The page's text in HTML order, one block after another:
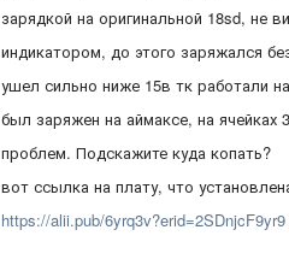
зарядкой на оригинальной 18sd, не
индикатором, до этого заряжался
ушел сильно ниже 15в тк работали
был заряжен на аймаксе, на ячейках
проблем. Подскажите куда копать?
вот ссылка на плату, что
https://alii.pub/6yrq3v?erid=2SDnjcF9yr9